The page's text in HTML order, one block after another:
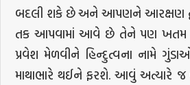
બદલી શકે છે અને આપણને આરક્ષણ
તક આપવામાં આવે છે તેને પણ ખતમ
પ્રવેશ મેળવીને હિન્દુત્વના નામે
માથાભારે થઈને ફરશે. આવું અત્યારે જ